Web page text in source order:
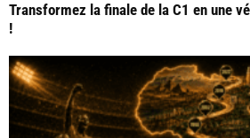
Transformez la finale de la C1 en une
!